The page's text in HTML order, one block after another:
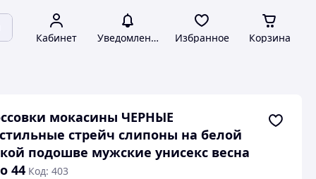
Кабинет Уведомления Избранное Корзина
мокасины ЧЕРНЫЕ
стрейч слипоны на белой
подошве мужские унисекс весна
44 Код: 403